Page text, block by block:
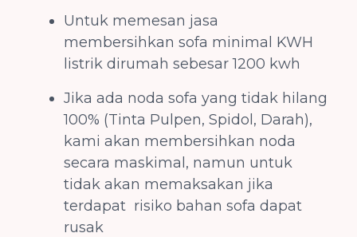
Untuk memesan jasa
membersihkan sofa minimal KWH
listrik dirumah sebesar 1200 kwh
Jika ada noda sofa yang tidak hilang
100% (Tinta Pulpen, Spidol, Darah),
kami akan membersihkan noda
secara maskimal, namun untuk
tidak akan memaksakan jika
terdapat risiko bahan sofa dapat
rusak